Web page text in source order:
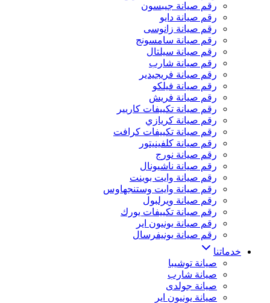
رقم صيانة جيبسون
رقم صيانة دايو
رقم صيانة زانوسى
رقم صيانة سامسونج
رقم صيانة سيلتال
رقم صيانة شارب
رقم صيانة فريجيدير
رقم صيانة فيلكو
رقم صيانة فريش
رقم صيانة تكييفات كاريير
رقم صيانة كريازي
رقم صيانة تكييفات كرافت
رقم صيانة كلفينيتور
رقم صيانة نورج
رقم صيانة ناشيونال
رقم صيانة وايت بوينت
رقم صيانة وايت وستنجهاوس
رقم صيانة ويرلبول
رقم صيانة تكييفات يورك
رقم صيانة يونيون اير
رقم صيانة يونيفرسال
خدماتنا
صيانة توشيبا
صيانة شارب
صيانة جولدى
صيانة يونيون اير